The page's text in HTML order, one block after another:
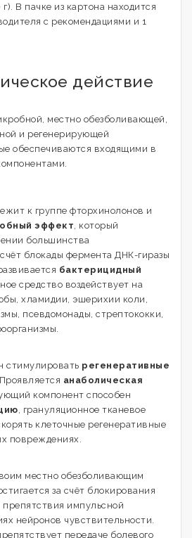
В пачке из картона находится
с рекомендациями и 1
действие
местно обезболивающей,
и регенерирующей
обеспечиваются входящими в
к группе фторхинолонов и
эффект , который
большинства
блокады фермента ДНК-гиразы
бактерицидный
средство воздействует на
хламидии, эшерихии коли,
псевдомонады, стрептококки,
стимулировать регенеративные
анаболическая
компонент способен
, грануляционное тканевое
клеточные регенеративные
повреждениях.
местно обезболивающим
за счёт блокирования
импульсной
нейронов чувствительности.
передаче болевого